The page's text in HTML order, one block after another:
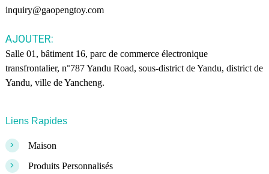
inquiry@gaopengtoy.com
AJOUTER:
Salle 01, bâtiment 16, parc de commerce électronique
transfrontalier, n°787 Yandu Road, sous-district de Yandu, district de
Yandu, ville de Yancheng.
Liens Rapides
> Maison
> Produits Personnalisés